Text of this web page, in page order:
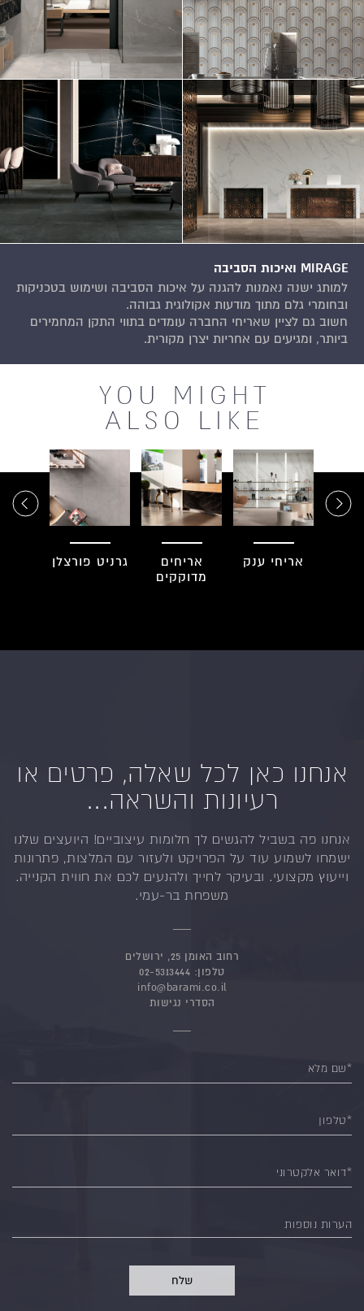
MIRAGE ואיכות הסביבה
למותג ישנה נאמנות להגנה על איכות הסביבה ושימוש בטכניקות
ובחומרי גלם מתוך מודעות אקולוגית גבוהה.
חשוב גם לציין שאריחי החברה עומדים בתווי התקן המחמירים
ביותר, ומגיעים עם אחריות יצרן מקורית.
YOU MIGHT
ALSO LIKE
אריחי ענק
אריחים
מדוקקים
גרניט פורצלן
אנחנו כאן לכל שאלה, פרטים או
רעיונות והשראה...
אנחנו פה בשביל להגשים לך חלומות עיצוביים! היועצים שלנו
ישמחו לשמוע עוד על הפרויקט ולעזור עם המלצות, פתרונות
וייעוץ מקצועי. ובעיקר לחייך ולהנעים לכם את חווית הקנייה.
משפחת בר-עמי.
רחוב האומן 25, ירושלים
טלפון: 02-5313444
info@barami.co.il
הסדרי נגישות
*שם מלא
*טלפון
*דואר אלקטרוני
הערות נוספות
שלח